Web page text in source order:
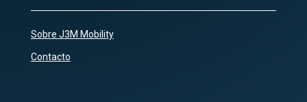
Sobre J3M Mobility
Contacto